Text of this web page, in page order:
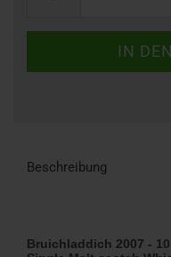
Beschreibung
Bruichladdich 2007 -